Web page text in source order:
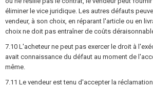
éliminer le vice juridique. Les autres défauts
vendeur, à son choix, en réparant l'article ou en
choix ne doit pas entraîner de coûts
7.10 L'acheteur ne peut pas exercer le droit à
avait connaissance du défaut au moment de
même.
7.11 Le vendeur est tenu d'accepter la